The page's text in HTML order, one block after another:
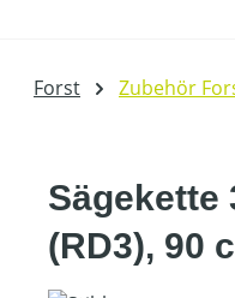
Forst Zubehör
Sägekette
(RD3), 90